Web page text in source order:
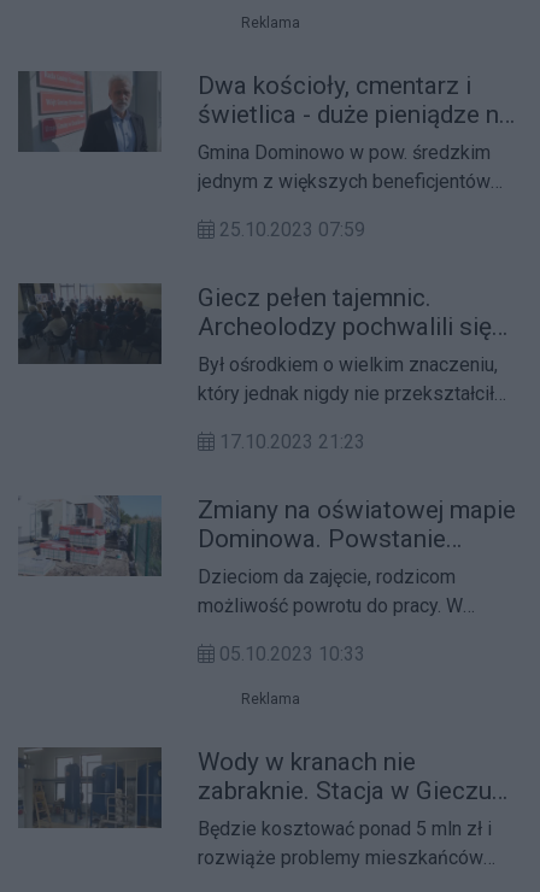
Reklama
Dwa kościoły, cmentarz i
świetlica - duże pieniądze na
ratowanie zabytków
Gmina Dominowo w pow. średzkim
jednym z większych beneficjentów
tej pory z puli przeznaczonej na
prawie 1 mln zł.
25.10.2023 07:59
Giecz pełen tajemnic.
Archeolodzy pochwalili się
wynikami badań
Był ośrodkiem o wielkim znaczeniu,
który jednak nigdy nie przekształcił
jest miejscem badań
17.10.2023 21:23
Zmiany na oświatowej mapie
Dominowa. Powstanie
żłobek
Dzieciom da zajęcie, rodzicom
możliwość powrotu do pracy. W
żłobek. To pierwszy taki obiekt w
gminie.
05.10.2023 10:33
Reklama
Wody w kranach nie
zabraknie. Stacja w Gieczu
na ukończeniu
Będzie kosztować ponad 5 mln zł i
rozwiąże problemy mieszkańców